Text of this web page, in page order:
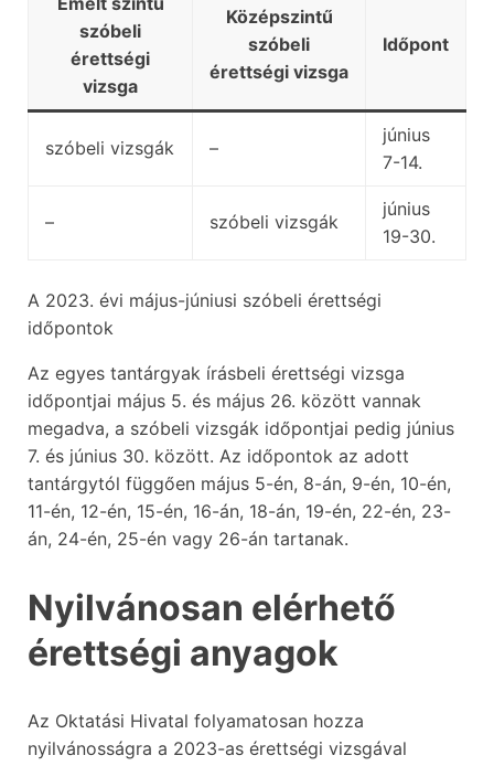
szóbeli
érettségi
vizsga
Középszintű
szóbeli
érettségi vizsga
Időpont
szóbeli vizsgák –
június
7-14.
– szóbeli vizsgák
június
19-30.
A 2023. évi május-júniusi szóbeli érettségi
időpontok
Az egyes tantárgyak írásbeli érettségi vizsga
időpontjai május 5. és május 26. között vannak
megadva, a szóbeli vizsgák időpontjai pedig június
7. és június 30. között. Az időpontok az adott
tantárgytól függően május 5-én, 8-án, 9-én, 10-én,
11-én, 12-én, 15-én, 16-án, 18-án, 19-én, 22-én, 23-
án, 24-én, 25-én vagy 26-án tartanak.
Nyilvánosan elérhető
érettségi anyagok
Az Oktatási Hivatal folyamatosan hozza
nyilvánosságra a 2023-as érettségi vizsgával